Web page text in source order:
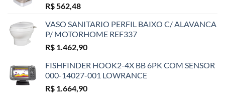
R$ 562,48
VASO SANITARIO PERFIL BAIXO C/ ALAVANCA
P/ MOTORHOME REF337
R$ 1.462,90
FISHFINDER HOOK2-4X BB 6PK COM SENSOR
000-14027-001 LOWRANCE
R$ 1.664,90